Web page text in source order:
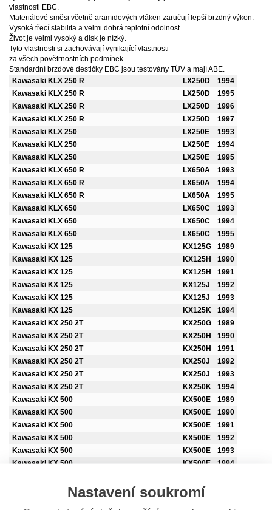
Nastavení soukromí
vlastnosti EBC.
Materiálové směsi včetně aramidových vláken zaručují lepší brzdný výkon.
Vysoká třecí stabilita a velmi dobrá teplotní odolnost.
Život je velmi vysoký a disk je nízký.
Tyto vlastnosti si zachovávají vynikající vlastnosti
za všech povětrnostních podmínek.
Standardní brzdové destičky EBC jsou testovány TÜV a mají ABE.
Kawasaki KLX 250 R
LX250D
1994
Kawasaki KLX 250 R
LX250D
1995
Kawasaki KLX 250 R
LX250D
1996
Kawasaki KLX 250 R
LX250D
1997
Kawasaki KLX 250
LX250E
1993
Kawasaki KLX 250
LX250E
1994
Kawasaki KLX 250
LX250E
1995
Kawasaki KLX 650 R
LX650A
1993
Kawasaki KLX 650 R
LX650A
1994
Kawasaki KLX 650 R
LX650A
1995
Kawasaki KLX 650
LX650C
1993
Kawasaki KLX 650
LX650C
1994
Kawasaki KLX 650
LX650C
1995
Kawasaki KX 125
KX125G
1989
Kawasaki KX 125
KX125H
1990
Kawasaki KX 125
KX125H
1991
Kawasaki KX 125
KX125J
1992
Kawasaki KX 125
KX125J
1993
Kawasaki KX 125
KX125K
1994
Kawasaki KX 250 2T
KX250G
1989
Kawasaki KX 250 2T
KX250H
1990
Kawasaki KX 250 2T
KX250H
1991
Kawasaki KX 250 2T
KX250J
1992
Kawasaki KX 250 2T
KX250J
1993
Kawasaki KX 250 2T
KX250K
1994
Kawasaki KX 500
KX500E
1989
Kawasaki KX 500
KX500E
1990
Kawasaki KX 500
KX500E
1991
Kawasaki KX 500
KX500E
1992
Kawasaki KX 500
KX500E
1993
Kawasaki KX 500
KX500E
1994
DK41A